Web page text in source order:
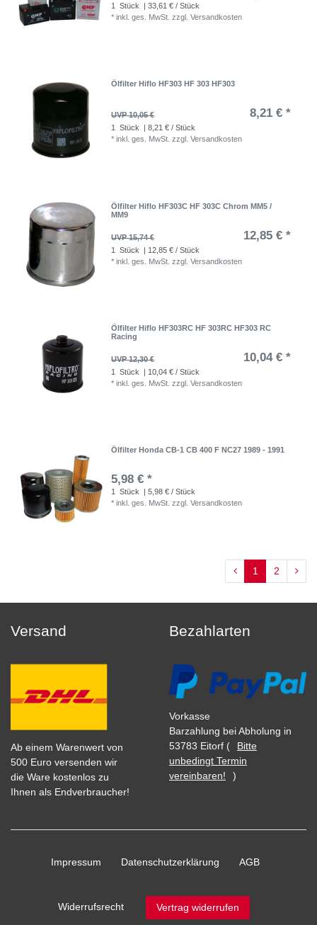
1 Stück
| 33,61 € / Stück
*inkl. ges. MwSt. zzgl.Versandkosten
Ölfilter Hiflo HF303 HF 303 HF303
UVP 10,05 € 8,21 € *
1 Stück
| 8,21 € / Stück
*inkl. ges. MwSt. zzgl.Versandkosten
Ölfilter Hiflo HF303C HF 303C Chrom MM5 /
MM9
UVP 15,74 € 12,85 € *
1 Stück
| 12,85 € / Stück
*inkl. ges. MwSt. zzgl.Versandkosten
Ölfilter Hiflo HF303RC HF 303RC HF303 RC
Racing
UVP 12,30 € 10,04 € *
1 Stück
| 10,04 € / Stück
*inkl. ges. MwSt. zzgl.Versandkosten
Ölfilter Honda CB-1 CB 400 F NC27 1989 - 1991
5,98 € *
1 Stück
| 5,98 € / Stück
*inkl. ges. MwSt. zzgl.Versandkosten
1 2
Versand
Ab einem Warenwert von
500 Euro versenden wir
die Ware kostenlos zu
Ihnen als Endverbraucher!
Bezahlarten
Vorkasse
Barzahlung bei Abholung in
53783 Eitorf (
Bitte
unbedingt Termin
vereinbaren!
)
Impressum Daten­schutz­erklärung AGB
Widerrufs­recht Vertrag widerrufen